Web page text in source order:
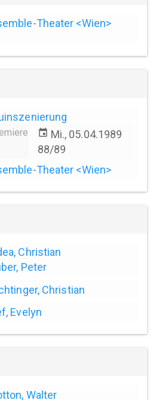
Theater <Wien>
event Mi., 05.04.1989
88/89
Theater <Wien>
Christian
Peter
Christian
Evelyn
Walter